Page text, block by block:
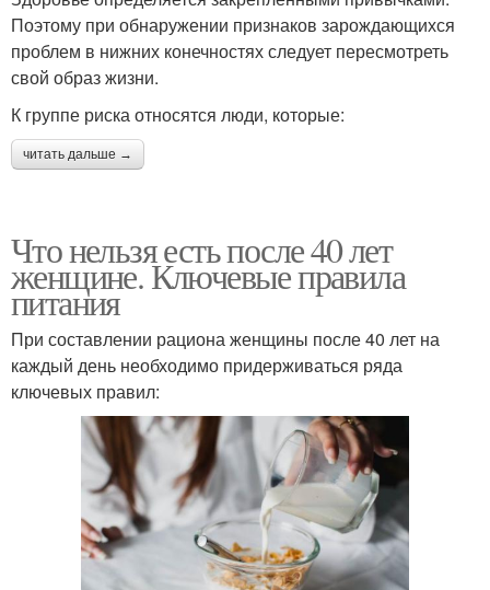
Поэтому при обнаружении признаков зарождающихся
проблем в нижних конечностях следует пересмотреть
свой образ жизни.
К группе риска относятся люди, которые:
читать дальше →
Что нельзя есть после 40 лет
женщине. Ключевые правила
питания
При составлении рациона женщины после 40 лет на
каждый день необходимо придерживаться ряда
ключевых правил: